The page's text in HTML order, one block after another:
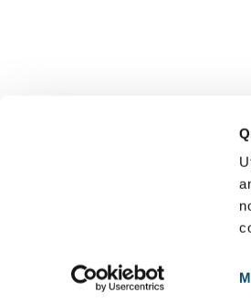
Produzioni su misura
Progettate e realizzate da noi